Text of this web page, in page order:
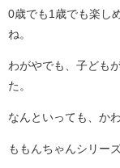
0歳でも1歳でも楽し
ね。
わがやでも、子ども
た。
なんといっても、か
ももんちゃんシリー